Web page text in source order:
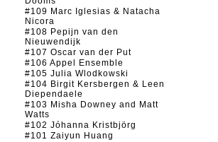
#109 Marc Iglesias & Natacha
Nicora
#108 Pepijn van den
Nieuwendijk
#107 Oscar van der Put
#106 Appel Ensemble
#105 Julia Wlodkowski
#104 Birgit Kersbergen & Leen
Diependaele
#103 Misha Downey and Matt
Watts
#102 Jóhanna Kristbjörg
#101 Zaiyun Huang